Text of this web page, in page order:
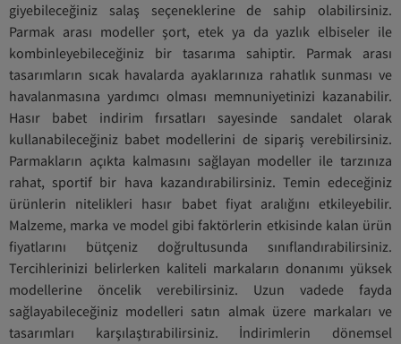
giyebileceğiniz salaş seçeneklerine de sahip olabilirsiniz.
Parmak arası modeller şort, etek ya da yazlık elbiseler ile
kombinleyebileceğiniz bir tasarıma sahiptir. Parmak arası
tasarımların sıcak havalarda ayaklarınıza rahatlık sunması ve
havalanmasına yardımcı olması memnuniyetinizi kazanabilir.
Hasır babet indirim fırsatları sayesinde sandalet olarak
kullanabileceğiniz babet modellerini de sipariş verebilirsiniz.
Parmakların açıkta kalmasını sağlayan modeller ile tarzınıza
rahat, sportif bir hava kazandırabilirsiniz. Temin edeceğiniz
ürünlerin nitelikleri hasır babet fiyat aralığını etkileyebilir.
Malzeme, marka ve model gibi faktörlerin etkisinde kalan ürün
fiyatlarını bütçeniz doğrultusunda sınıflandırabilirsiniz.
Tercihlerinizi belirlerken kaliteli markaların donanımı yüksek
modellerine öncelik verebilirsiniz. Uzun vadede fayda
sağlayabileceğiniz modelleri satın almak üzere markaları ve
tasarımları karşılaştırabilirsiniz. İndirimlerin dönemsel